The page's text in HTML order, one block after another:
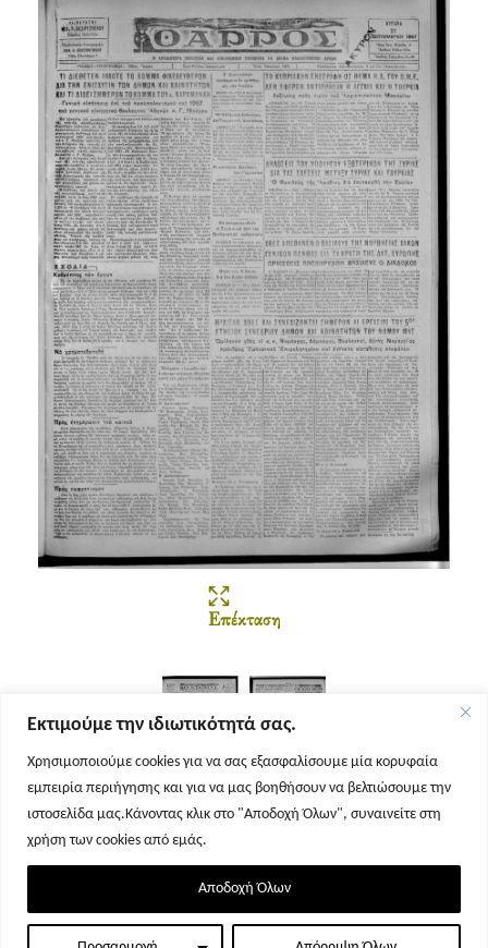
Εκτιμούμε την ιδιωτικότητά σας.
Χρησιμοποιούμε cookies για να σας εξασφαλίσουμε μία κορυφαία
εμπειρία περιήγησης και για να μας βοηθήσουν να βελτιώσουμε την
ιστοσελίδα μας.Κάνοντας κλικ στο "Αποδοχή Όλων", συναινείτε στη
χρήση των cookies από εμάς.
Αποδοχή Όλων
Επέκταση
Σελίδα 1 Σελίδα 2